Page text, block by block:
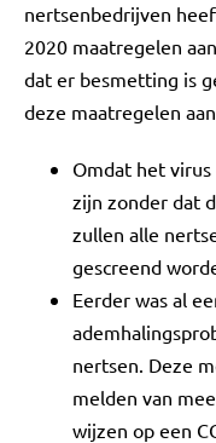
nertsenbedrijven
2020 maatregelen
dat er besmetting is
deze maatregelen
Omdat het
zijn zonder dat
zullen alle
gescreend
Eerder was al
nertsen. Deze
melden van
wijzen op een